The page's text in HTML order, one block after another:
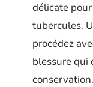
délicate
tubercules.
procédez
blessure qui
conservation.